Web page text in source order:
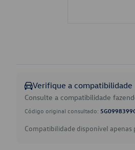
Verifique a compatibilidade
Consulte a compatibilidade
Código original consultado:
Compatibilidade disponível apenas